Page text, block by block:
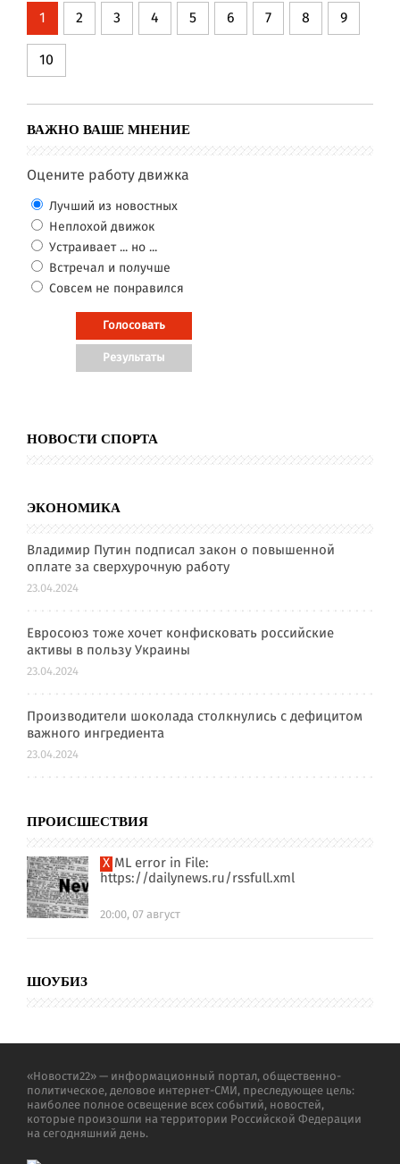
1 2 3 4 5 6 7 8
9
10
ВАЖНО ВАШЕ МНЕНИЕ
Оцените работу движка
Лучший из новостных
Неплохой движок
Устраивает ... но ...
Встречал и получше
Совсем не понравился
НОВОСТИ СПОРТА
ЭКОНОМИКА
Владимир Путин подписал закон о повышенной
оплате за сверхурочную работу
23.04.2024
Евросоюз тоже хочет конфисковать российские
активы в пользу Украины
23.04.2024
Производители шоколада столкнулись с дефицитом
важного ингредиента
23.04.2024
ПРОИСШЕСТВИЯ
XML error in File:
https://dailynews.ru/rssfull.xml
20:00, 07 август
ШОУБИЗ
«Новости22» — информационный портал, общественно-
политическое, деловое интернет-СМИ, преследующее цель:
наиболее полное освещение всех событий, новостей,
которые произошли на территории Российской Федерации
на сегодняшний день.